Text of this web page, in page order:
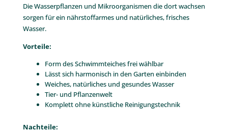
Die Wasserpflanzen und Mikroorganismen die dort wachsen
sorgen für ein nährstoffarmes und natürliches, frisches
Wasser.
Vorteile:
Form des Schwimmteiches frei wählbar
Lässt sich harmonisch in den Garten einbinden
Weiches, natürliches und gesundes Wasser
Tier- und Pflanzenwelt
Komplett ohne künstliche Reinigungstechnik
Nachteile: